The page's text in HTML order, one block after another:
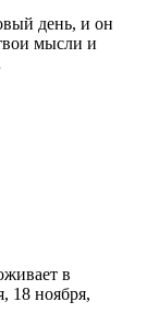
день, и он
мысли и
в
18 ноября,